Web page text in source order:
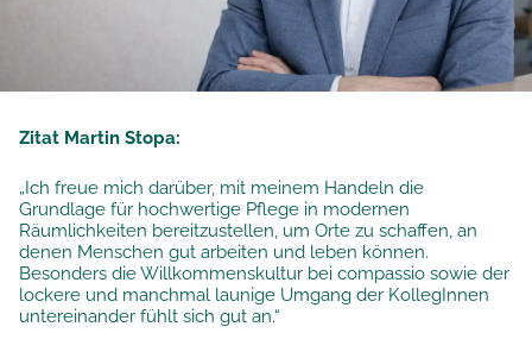
Zitat Martin Stopa:
„Ich freue mich darüber, mit meinem Handeln die
Grundlage für hochwertige Pflege in modernen
Räumlichkeiten bereitzustellen, um Orte zu schaffen, an
denen Menschen gut arbeiten und leben können.
Besonders die Willkommenskultur bei compassio sowie der
lockere und manchmal launige Umgang der KollegInnen
untereinander fühlt sich gut an.“